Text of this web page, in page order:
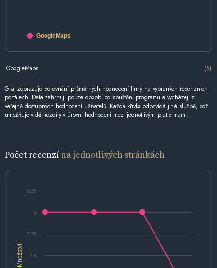
GoogleMaps
GoogleMaps (5)
Graf zobrazuje porovnání průměrných hodnocení firmy na vybraných recenzních
portálech. Data zahrnují pouze období od spuštění programu a vycházejí z
veřejně dostupných hodnocení uživatelů. Každá křivka odpovídá jiné službě, což
umožňuje vidět rozdíly v úrovni hodnocení mezi jednotlivými platformami.
Počet recenzína jednotlivých stránkách
Množství 7.5
7.75
8
8.25